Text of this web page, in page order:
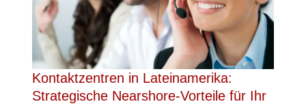
Kontaktzentren in Lateinamerika:
Strategische Nearshore-Vorteile für Ihr